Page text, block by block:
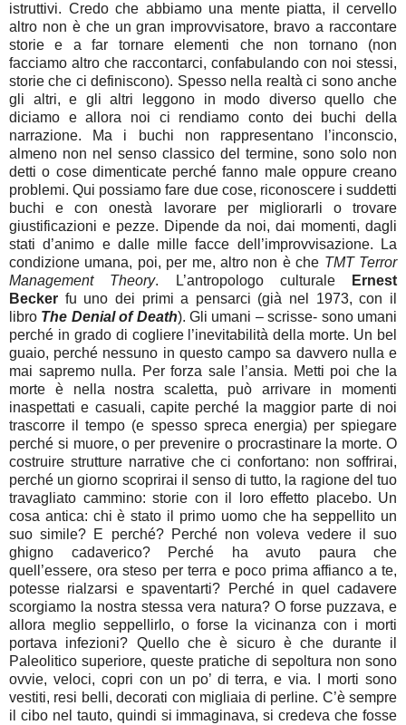
istruttivi. Credo che abbiamo una mente piatta, il cervello
altro non è che un gran improvvisatore, bravo a raccontare
storie e a far tornare elementi che non tornano (non
facciamo altro che raccontarci, confabulando con noi stessi,
storie che ci definiscono). Spesso nella realtà ci sono anche
gli altri, e gli altri leggono in modo diverso quello che
diciamo e allora noi ci rendiamo conto dei buchi della
narrazione. Ma i buchi non rappresentano l’inconscio,
almeno non nel senso classico del termine, sono solo non
detti o cose dimenticate perché fanno male oppure creano
problemi. Qui possiamo fare due cose, riconoscere i suddetti
buchi e con onestà lavorare per migliorarli o trovare
giustificazioni e pezze. Dipende da noi, dai momenti, dagli
stati d’animo e dalle mille facce dell’improvvisazione. La
condizione umana, poi, per me, altro non è che TMT Terror
Management Theory. L’antropologo culturale
Ernest
Becker fu uno dei primi a pensarci (già nel 1973, con il
libro The Denial of Death). Gli umani – scrisse- sono umani
perché in grado di cogliere l’inevitabilità della morte. Un bel
guaio, perché nessuno in questo campo sa davvero nulla e
mai sapremo nulla. Per forza sale l’ansia. Metti poi che la
morte è nella nostra scaletta, può arrivare in momenti
inaspettati e casuali, capite perché la maggior parte di noi
trascorre il tempo (e spesso spreca energia) per spiegare
perché si muore, o per prevenire o procrastinare la morte. O
costruire strutture narrative che ci confortano: non soffrirai,
perché un giorno scoprirai il senso di tutto, la ragione del tuo
travagliato cammino: storie con il loro effetto placebo. Un
cosa antica: chi è stato il primo uomo che ha seppellito un
suo simile? E perché? Perché non voleva vedere il suo
ghigno cadaverico? Perché ha avuto paura che
quell’essere, ora steso per terra e poco prima affianco a te,
potesse rialzarsi e spaventarti? Perché in quel cadavere
scorgiamo la nostra stessa vera natura? O forse puzzava, e
allora meglio seppellirlo, o forse la vicinanza con i morti
portava infezioni? Quello che è sicuro è che durante il
Paleolitico superiore, queste pratiche di sepoltura non sono
ovvie, veloci, copri con un po’ di terra, e via. I morti sono
vestiti, resi belli, decorati con migliaia di perline. C’è sempre
il cibo nel tauto, quindi si immaginava, si credeva che fosse